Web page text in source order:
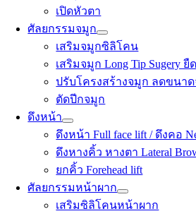
เปิดหัวตา
ศัลยกรรมจมูก
เสริมจมูกซิลิโคน
เสริมจมูก Long Tip Sugery
ปรับโครงสร้างจมูก ลดขนา
ตัดปีกจมูก
ดึงหน้า
ดึงหน้า Full face lift / ดึงคอ
ดึงหางคิ้ว หางตา Lateral
ยกคิ้ว Forehead lift
ศัลยกรรมหน้าผาก
เสริมซิลิโคนหน้าผาก